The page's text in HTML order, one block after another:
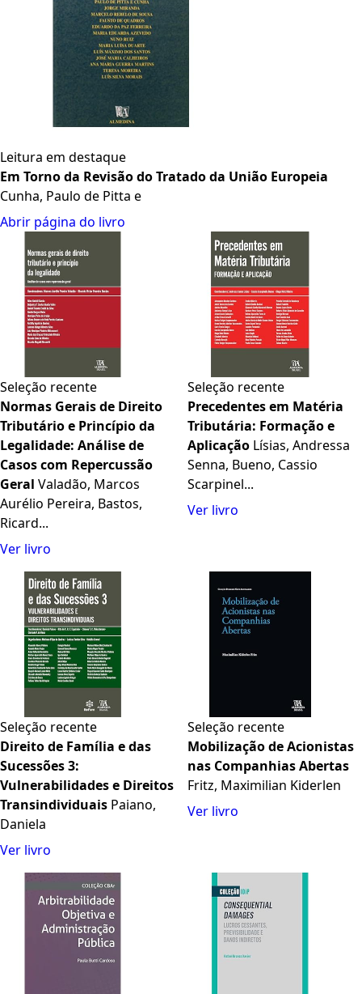
Leitura em destaque
Em Torno da Revisão do Tratado da União Europeia
Cunha, Paulo de Pitta e
Abrir página do livro
Seleção recente
Normas Gerais de Direito
Tributário e Princípio da
Legalidade: Análise de
Casos com Repercussão
Geral Valadão, Marcos
Aurélio Pereira, Bastos,
Ricard...
Ver livro
Seleção recente
Precedentes em Matéria
Tributária: Formação e
Aplicação Lísias, Andressa
Senna, Bueno, Cassio
Scarpinel...
Ver livro
Seleção recente
Direito de Família e das
Sucessões 3:
Vulnerabilidades e Direitos
Transindividuais Paiano,
Daniela
Ver livro
Seleção recente
Mobilização de Acionistas
nas Companhias Abertas
Fritz, Maximilian Kiderlen
Ver livro